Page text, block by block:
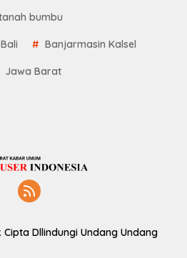
bumbu
Bali Banjarmasin Kalsel
Jawa Barat
Dllindungi Undang Undang